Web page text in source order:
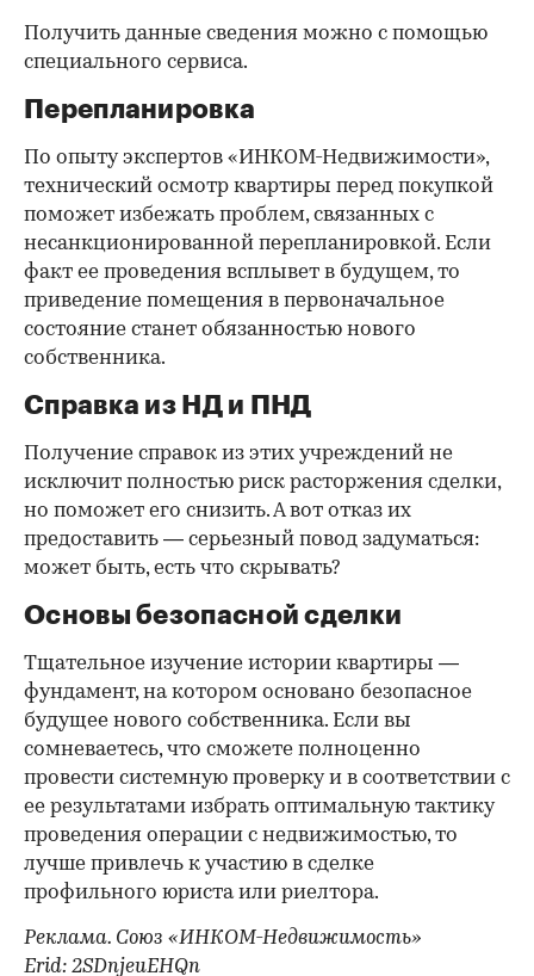
Получить данные сведения можно с помощью
специального сервиса.
Перепланировка
По опыту экспертов «ИНКОМ-Недвижимости»,
технический осмотр квартиры перед покупкой
поможет избежать проблем, связанных с
несанкционированной перепланировкой. Если
факт ее проведения всплывет в будущем, то
приведение помещения в первоначальное
состояние станет обязанностью нового
собственника.
Справка из НД и ПНД
Получение справок из этих учреждений не
исключит полностью риск расторжения сделки,
но поможет его снизить. А вот отказ их
предоставить — серьезный повод задуматься:
может быть, есть что скрывать?
Основы безопасной сделки
Тщательное изучение истории квартиры —
фундамент, на котором основано безопасное
будущее нового собственника. Если вы
сомневаетесь, что сможете полноценно
провести системную проверку и в соответствии с
ее результатами избрать оптимальную тактику
проведения операции с недвижимостью, то
лучше привлечь к участию в сделке
профильного юриста или риелтора.
Реклама. Союз «ИНКОМ-Недвижимость»
Erid: 2SDnjeuEHQn